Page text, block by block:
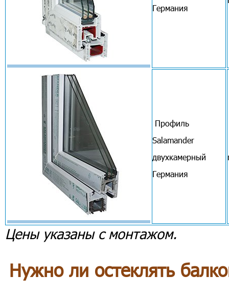
Германия
Профиль
Salamander
двухкамерный
Германия
Цены указаны с монтажом.
Нужно ли остеклять